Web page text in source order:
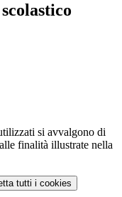
si avvalgono di
finalità illustrate nella
tutti i cookies